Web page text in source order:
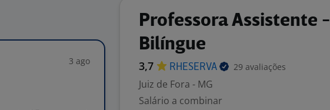
3 ago
Professora Assistente -
Bilíngue
3,7 RHESERVA 29 avaliações
Juiz de Fora - MG
Salário a combinar